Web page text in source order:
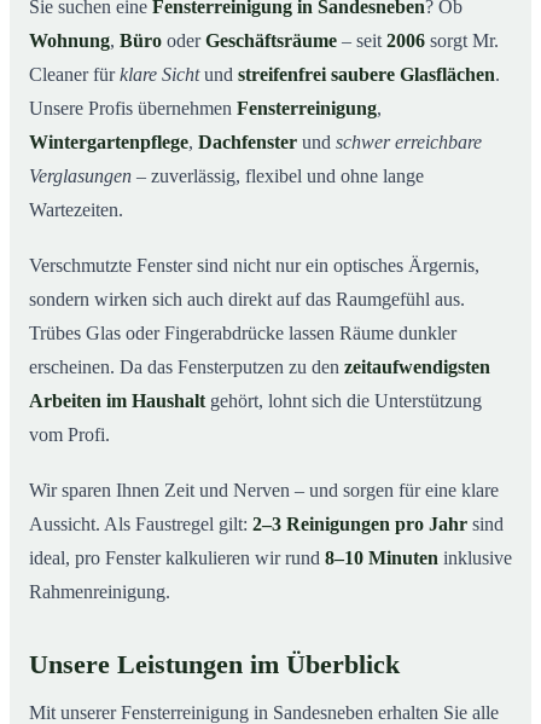
04So funktioniert’s
05Fensterreinigung in Sandesneben und Umgebung
Jetzt kostenloses Angebot einholen
So arbeiten unsere Reinigungskräfte bei einer
Fensterreinigung in Sandesneben
Sie suchen eine Fensterreinigung in Sandesneben? Ob
Wohnung, Büro oderGeschäftsräume – seit 2006 sorgt Mr.
Cleaner fürklare Sichtund streifenfrei saubere Glasflächen.
Unsere Profis übernehmen Fensterreinigung,
Wintergartenpflege, Dachfenster und schwer erreichbare
Verglasungen – zuverlässig, flexibel und ohne lange
Wartezeiten.
Verschmutzte Fenster sind nicht nur ein optisches Ärgernis,
sondern wirken sich auch direkt auf das Raumgefühl aus.
Trübes Glas oder Fingerabdrücke lassen Räume dunkler
erscheinen. Da das Fensterputzen zu den zeitaufwendigsten
Arbeiten im Haushalt gehört, lohnt sich die Unterstützung
vom Profi.
Wir sparen Ihnen Zeit und Nerven – und sorgen für eine klare
Aussicht. Als Faustregel gilt: 2–3 Reinigungen pro Jahr sind
ideal, pro Fenster kalkulieren wir rund 8–10 Minuten inklusive
Rahmenreinigung.
Unsere Leistungen im Überblick
Mit unserer Fensterreinigung in Sandesneben erhalten Sie alle